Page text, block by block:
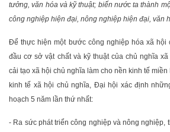
tưởng, văn hóa và kỹ thuật; biến nước ta thành
công nghiệp hiện đại, nông nghiệp hiện đại, văn
Để thực hiện một bước công nghiệp hóa xã hội
đầu cơ sở vật chất và kỹ thuật của chủ nghĩa
cải tạo xã hội chủ nghĩa làm cho nền kinh tế
kinh tế xã hội chủ nghĩa, Đại hội xác định
hoạch 5 năm lần thứ nhất:
- Ra sức phát triển công nghiệp và nông nghiệp,